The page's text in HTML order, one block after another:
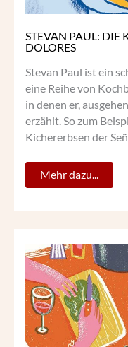
STEVAN PAUL: DIE
DOLORES
Stevan Paul ist ein
eine Reihe von
in denen er,
erzählt. So zum
Kichererbsen der
Mehr dazu...